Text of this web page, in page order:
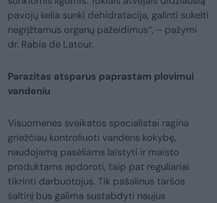
pavojų kelia sunki dehidratacija, galinti sukelti
negrįžtamus organų pažeidimus“, – pažymi
dr. Rabia de Latour.
Parazitas atsparus paprastam plovimui
vandeniu
Visuomenės sveikatos specialistai ragina
griežčiau kontroliuoti vandens kokybę,
naudojamą pasėliams laistyti ir maisto
produktams apdoroti, taip pat reguliariai
tikrinti darbuotojus. Tik pašalinus taršos
šaltinį bus galima sustabdyti naujus